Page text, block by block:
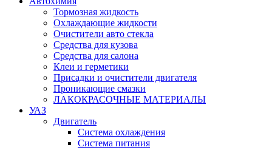
Тормозная жидкость
Охлаждающие жидкости
Очистители авто стекла
Средства для кузова
Средства для салона
Клеи и герметики
Присадки и очистители двигателя
Проникающие смазки
ЛАКОКРАСОЧНЫЕ МАТЕРИАЛЫ
УАЗ
Двигатель
Система охлаждения
Система питания